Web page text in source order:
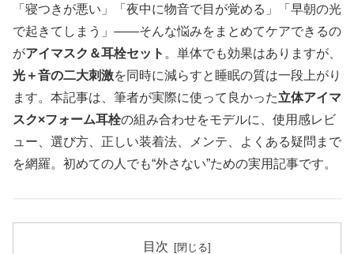
「寝つきが悪い」「夜中に物音で目が覚める」「早朝の光
で起きてしまう」――そんな悩みをまとめてケアできるの
がアイマスク＆耳栓セット 。単体でも効果はありますが、
光＋音の二大刺激を同時に減らすと睡眠の質は一段上がり
ます。本記事は、筆者が実際に使って良かった立体アイマ
スク×フォーム耳栓の組み合わせをモデルに、使用感レビ
ュー、選び方、正しい装着法、メンテ、よくある疑問まで
を網羅。初めての人でも“外さない”ための実用記事です。
目次